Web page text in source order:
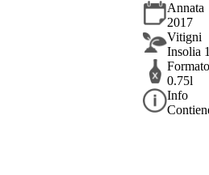
Annata
2017
Vitigni
Insolia
Formato
0.75l
Info